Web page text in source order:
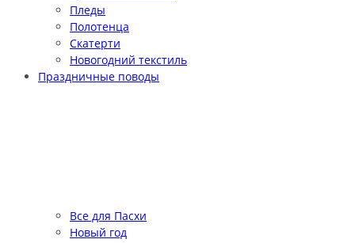
Пледы
Полотенца
Скатерти
Новогодний текстиль
Праздничные поводы
Все для Пасхи
Новый год